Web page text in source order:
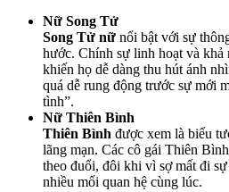
Nữ Song Tử
Song Tử nữ nổi bật với sự
hước. Chính sự linh hoạt và khả
khiến họ dễ dàng thu hút ánh
quá dễ rung động trước sự mới
tình”.
Nữ Thiên Bình
Thiên Bình được xem là biểu
lãng mạn. Các cô gái Thiên
theo đuổi, đôi khi vì sợ mất đi
nhiều mối quan hệ cùng lúc.